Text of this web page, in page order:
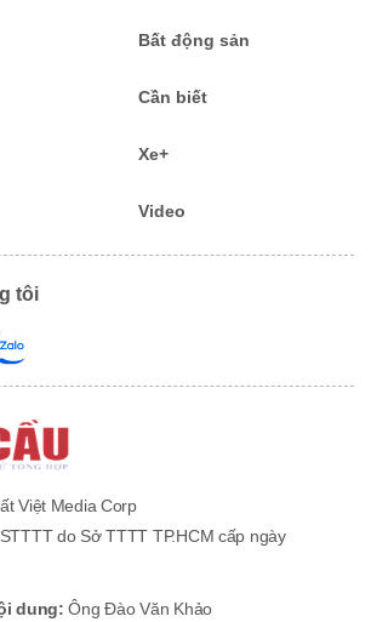
Bất động sản
Cần biết
Xe+
Video
tôi
Việt Media Corp
do Sở TTTT TP.HCM cấp ngày
dung:Ông Đào Văn Khảo